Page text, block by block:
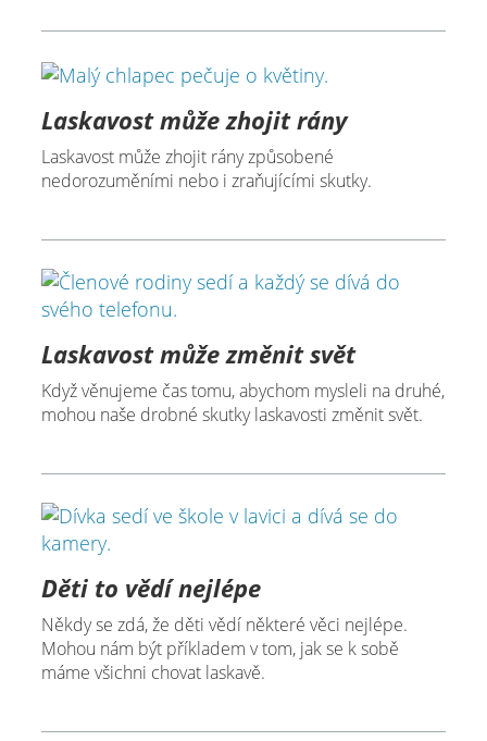
Laskavost může zhojit rány
Laskavost může zhojit rány způsobené
nedorozuměními nebo i zraňujícími skutky.
Laskavost může změnit svět
Když věnujeme čas tomu, abychom mysleli na druhé,
mohou naše drobné skutky laskavosti změnit svět.
Děti to vědí nejlépe
Někdy se zdá, že děti vědí některé věci nejlépe.
Mohou nám být příkladem v tom, jak se k sobě
máme všichni chovat laskavě.